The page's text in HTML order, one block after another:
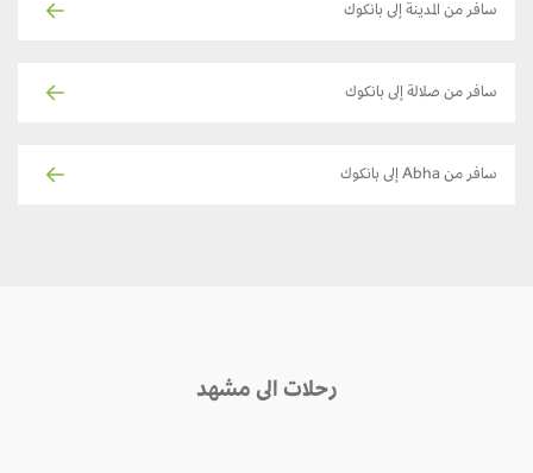
سافر من المدينة إلى بانكوك
سافر من صلالة إلى بانكوك
سافر من Abha إلى بانكوك
رحلات الى مشهد